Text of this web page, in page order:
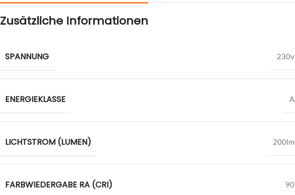
Zusätzliche Informationen
SPANNUNG 230v
ENERGIEKLASSE A
LICHTSTROM (LUMEN) 200lm
FARBWIEDERGABE RA (CRI) 90